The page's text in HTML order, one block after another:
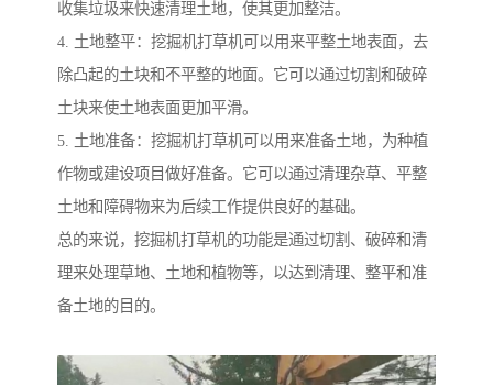
收集垃圾来快速清理土地，使其更加整洁。
4. 土地整平：挖掘机打草机可以用来平整土地表面，去
除凸起的土块和不平整的地面。它可以通过切割和破碎
土块来使土地表面更加平滑。
5. 土地准备：挖掘机打草机可以用来准备土地，为种植
作物或建设项目做好准备。它可以通过清理杂草、平整
土地和障碍物来为后续工作提供良好的基础。
总的来说，挖掘机打草机的功能是通过切割、破碎和清
理来处理草地、土地和植物等，以达到清理、整平和准
备土地的目的。